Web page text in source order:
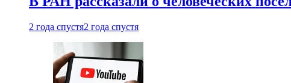
2 года спустя2 года спустя